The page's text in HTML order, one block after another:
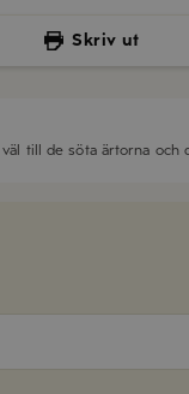
Skriv ut
till de söta ärtorna och